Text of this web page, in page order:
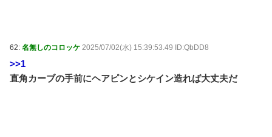
62: 名無しのコロッケ 2025/07/02(水) 15:39:53.49 ID:QbDD8
>>1
直角カーブの手前にヘアピンとシケイン造れば大丈夫だ